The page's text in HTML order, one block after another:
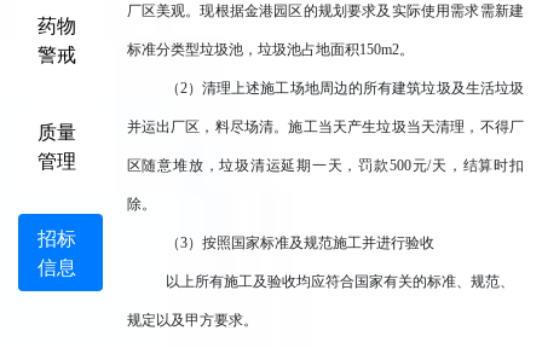
药物
警戒
质量
管理
招标
信息
厂区美观。现根据金港园区的规划要求及实际使用需求需新建
标准分类型垃圾池，垃圾池占地面积150m2。
（2） 清理上述施工场地周边的所有建筑垃圾及生活垃圾
并运出厂区，料尽场清。施工当天产生垃圾当天清理，不得厂
区随意堆放，垃圾清运延期一天，罚款500元/天，结算时扣
除。
（3）按照国家标准及规范施工并进行验收
以上所有施工及验收均应符合国家有关的标准、规范、
规定以及甲方要求。